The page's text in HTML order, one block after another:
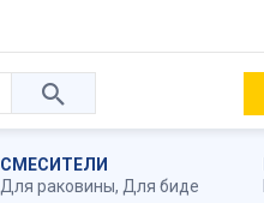
СМЕСИТЕЛИ
Для раковины, Для биде